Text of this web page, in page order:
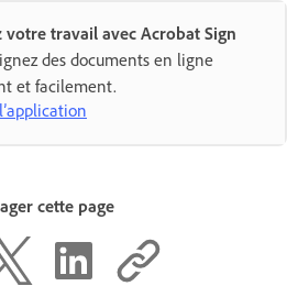
votre travail avec Acrobat Sign
des documents en ligne
et facilement.
cette page